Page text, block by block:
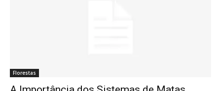
Florestas